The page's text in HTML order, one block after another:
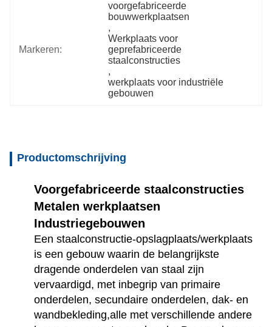
Markeren:
voorgefabriceerde
bouwwerkplaatsen
,
Werkplaats voor
geprefabriceerde
staalconstructies
,
werkplaats voor industriële
gebouwen
Productomschrijving
Voorgefabriceerde staalconstructies
Metalen werkplaatsen
Industriegebouwen
Een staalconstructie-opslagplaats/werkplaats
is een gebouw waarin de belangrijkste
dragende onderdelen van staal zijn
vervaardigd, met inbegrip van primaire
onderdelen, secundaire onderdelen, dak- en
wandbekleding,alle met verschillende andere